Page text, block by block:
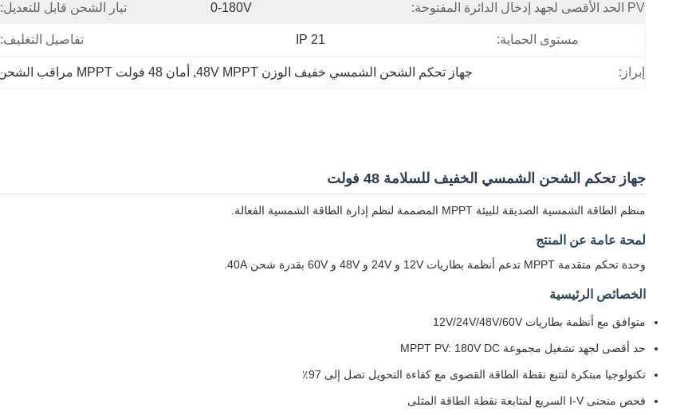
PV الحد الأقصى لجهد إدخال الدائرة المفتوحة: 0-180V تيار الشحن قابل للتعديل:
مستوى الحماية: IP 21 تفاصيل التغليف:
إبراز: جهاز تحكم الشحن الشمسي خفيف الوزن 48V MPPT , أمان 48 فولت MPPT مراقب الشحن الشمسي
جهاز تحكم الشحن الشمسي الخفيف للسلامة 48 فولت
منظم الطاقة الشمسية الصديقة للبيئة MPPT المصممة لنظم إدارة الطاقة الشمسية الفعالة.
لمحة عامة عن المنتج
وحدة تحكم متقدمة MPPT تدعم أنظمة بطاريات 12V و 24V و 48V و 60V بقدرة شحن 40A.
الخصائص الرئيسية
متوافق مع أنظمة بطاريات 12V/24V/48V/60V
حد أقصى لجهد تشغيل مجموعة MPPT PV: 180V DC
تكنولوجيا مبتكرة لتتبع نقطة الطاقة القصوى مع كفاءة التحويل تصل إلى 97٪
فحص منحنى I-V السريع لمتابعة نقطة الطاقة المثلى